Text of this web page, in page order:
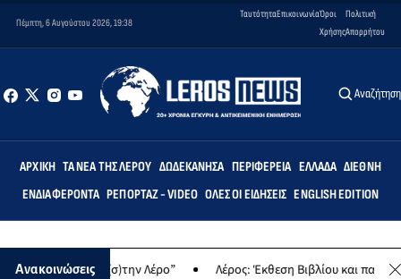
Πέμπτη, 6 Αυγούστου 2026, 19:38
ΤαυτότηταΕπικοινωνίαΌροι
Χρήσης
Πολιτική
Απορρήτου
Αναζήτηση
ΑΡΧΙΚΉ ΤΑ ΝΈΑ ΤΗΣ ΛΈΡΟΥ ΔΩΔΕΚΆΝΗΣΑ ΠΕΡΙΦΈΡΕΙΑ ΕΛΛΆΔΑ ΔΙΕΘΝΉ
ΕΝΔΙΑΦΈΡΟΝΤΑ ΡΕΠΟΡΤΆΖ - VIDEO ΌΛΕΣ ΟΙ ΕΙΔΉΣΕΙΣ ENGLISH EDITION
Ανακοινώσεις(σ)την Λέρο” Λέρος: Έκθεση Βιβλίου και